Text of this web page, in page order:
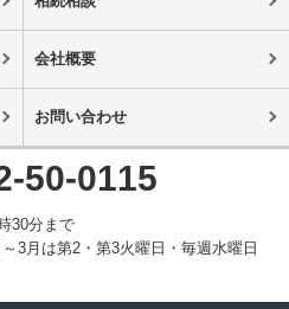
会社概要
お問い合わせ
50-0115
30分まで
3月は第2・第3火曜日・毎週水曜日